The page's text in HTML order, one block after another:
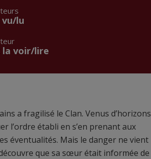
lu
la voir/lire
a fragilisé le Clan. Venus d’horizons
l’ordre établi en s’en prenant aux
éventualités. Mais le danger ne vient
que sa sœur était informée de